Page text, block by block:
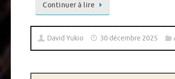
Continuer à lire
David Yukio 30 décembre 2025